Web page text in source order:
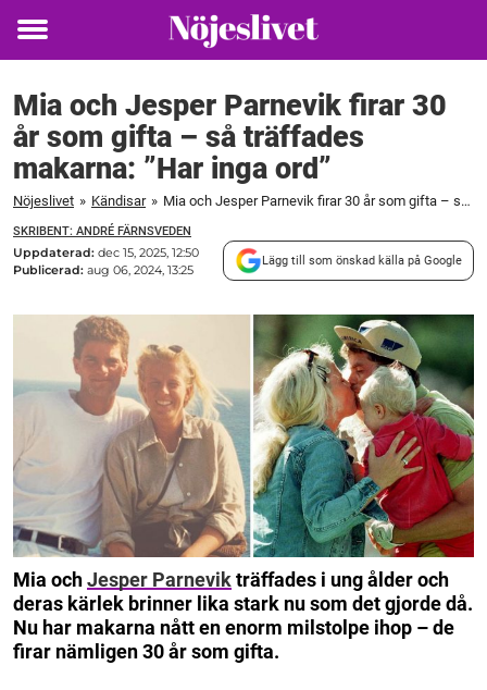
Toggle
Mia och Jesper Parnevik firar 30
år som gifta – så träffades
makarna: ”Har inga ord”
Nöjeslivet » Kändisar » Mia och Jesper Parnevik firar 30 år som gifta – så träffades makarna: ”Har inga ord”
SKRIBENT: ANDRÉ FÄRNSVEDEN
Uppdaterad: dec 15, 2025, 12:50
Publicerad: aug 06, 2024, 13:25
Lägg till som önskad källa på Google
Mia ochJesper Parnevikträffades i ung ålder och
deras kärlek brinner lika stark nu som det gjorde då.
Nu har makarna nått en enorm milstolpe ihop – de
firar nämligen 30 år som gifta.